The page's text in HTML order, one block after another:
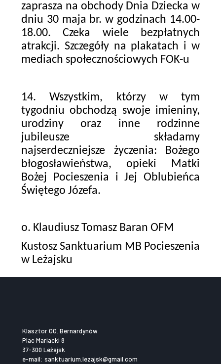
zaprasza na obchody Dnia Dziecka w
dniu 30 maja br. w godzinach 14.00-
18.00. Czeka wiele bezpłatnych
atrakcji. Szczegóły na plakatach i w
mediach społecznościowych FOK-u
14. Wszystkim, którzy w tym
tygodniu obchodzą swoje imieniny,
urodziny oraz inne rodzinne
jubileusze składamy
najserdeczniejsze życzenia: Bożego
błogosławieństwa, opieki Matki
Bożej Pocieszenia i Jej Oblubieńca
Świętego Józefa.
o. Klaudiusz Tomasz Baran OFM
Kustosz Sanktuarium MB Pocieszenia
w Leżajsku
Klasztor OO. Bernardynów
Plac Mariacki 8
37-300 Leżajsk
e-mail: sanktuarium.lezajsk@gmail.com